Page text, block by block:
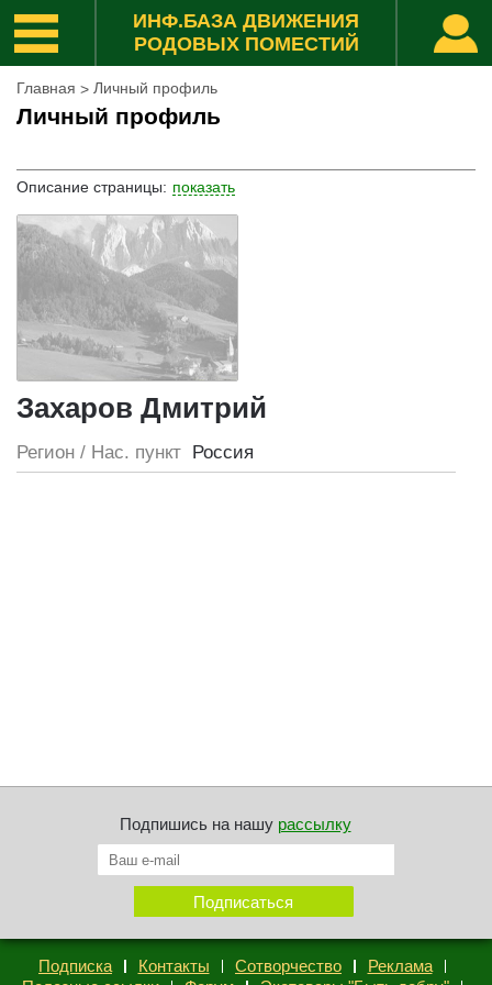
ИНФ.БАЗА ДВИЖЕНИЯ
РОДОВЫХ ПОМЕСТИЙ
Главная > Личный профиль
Личный профиль
Описание страницы: показать
Захаров Дмитрий
Регион / Нас. пункт Россия
Подпишись на нашу рассылку
Подписка Контакты Сотворчество
Реклама